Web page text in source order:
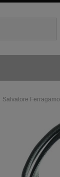
Salvatore Ferragamo